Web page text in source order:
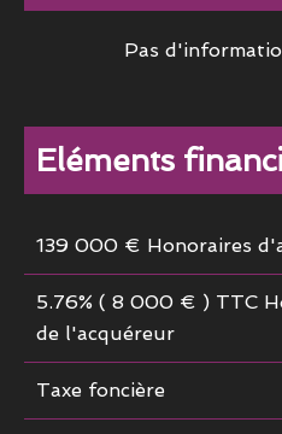
Pas
Eléments
139 000 € Honoraires
5.76% ( 8 000 € ) TTC
de l'acquéreur
Taxe foncière